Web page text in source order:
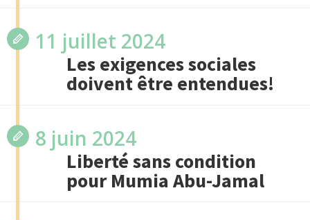
11 juillet 2024
Les exigences sociales
doivent être entendues!
8 juin 2024
Liberté sans condition
pour Mumia Abu-Jamal